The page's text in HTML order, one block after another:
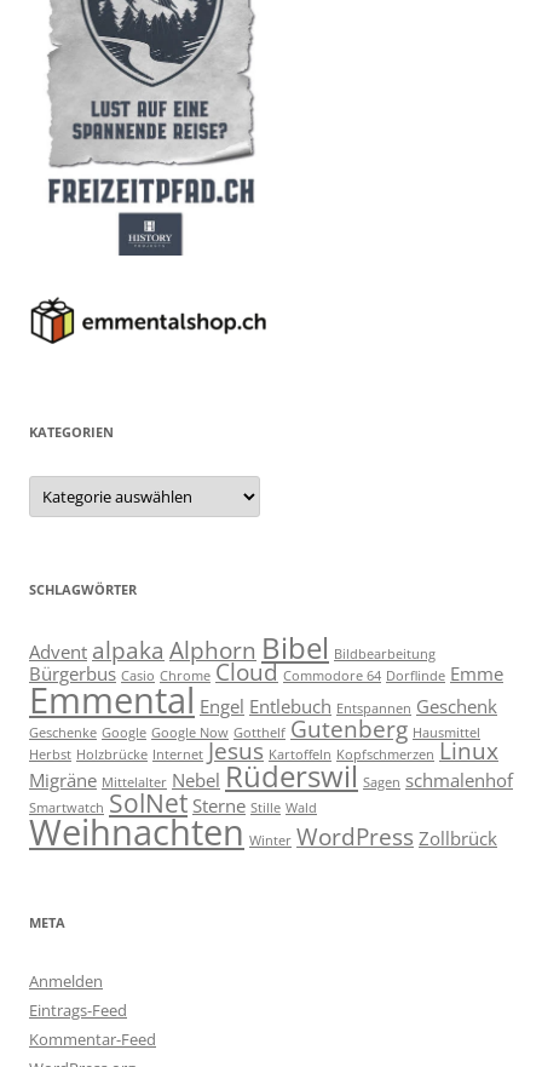
KATEGORIEN
Kategorien
SCHLAGWÖRTER
Advent alpaka Alphorn Bibel Bildbearbeitung
Bürgerbus Casio Chrome Cloud Commodore 64 Dorflinde Emme
Emmental Engel Entlebuch Entspannen Geschenk
Geschenke Google Google Now Gotthelf Gutenberg Hausmittel
Herbst Holzbrücke Internet Jesus Kartoffeln Kopfschmerzen Linux
Migräne Mittelalter Nebel Rüderswil Sagen schmalenhof
Smartwatch SolNet Sterne Stille Wald
Weihnachten Winter WordPress Zollbrück
META
Anmelden
Eintrags-Feed
Kommentar-Feed